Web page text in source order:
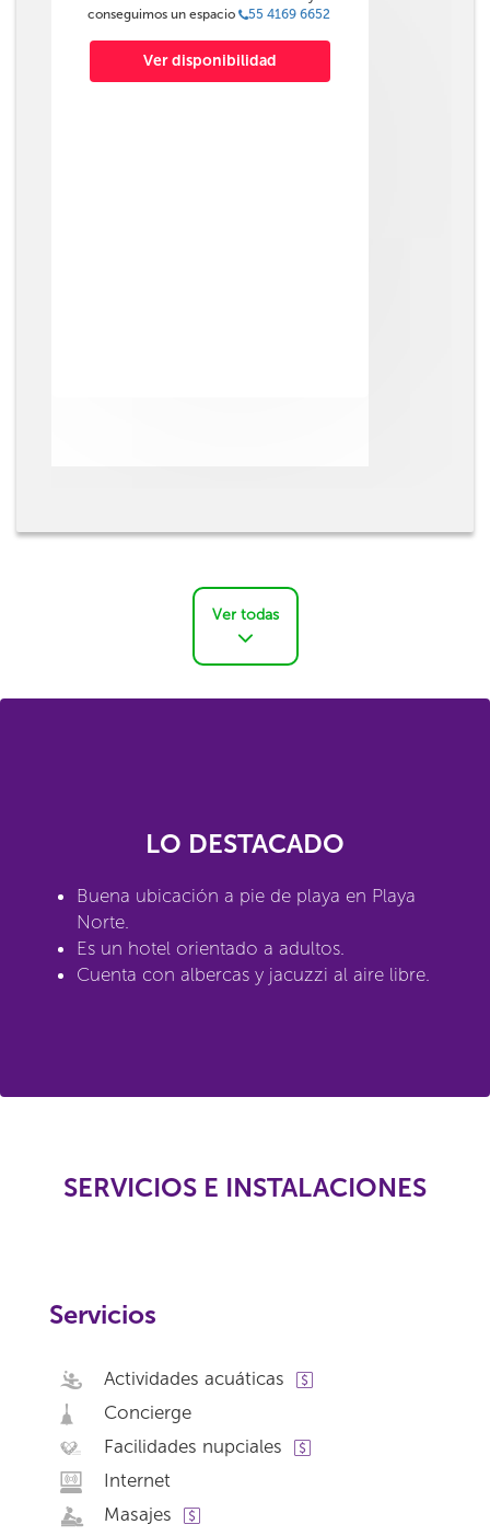
conseguimos un espacio
55 4169 6652
Ver disponibilidad
Ver todas
LO DESTACADO
Buena ubicación a pie de playa en Playa
Norte.
Es un hotel orientado a adultos.
Cuenta con albercas y jacuzzi al aire libre.
SERVICIOS E INSTALACIONES
Servicios
Actividades acuáticas
Concierge
Facilidades nupciales
Internet
Masajes